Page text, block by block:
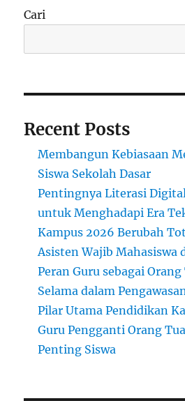
Cari
Recent Posts
Membangun Kebiasaan
Siswa Sekolah Dasar
Pentingnya Literasi
untuk Menghadapi Era
Kampus 2026 Berubah
Asisten Wajib Mahasiswa
Peran Guru sebagai Orang
Selama dalam
Pilar Utama Pendidikan
Guru Pengganti Orang
Penting Siswa